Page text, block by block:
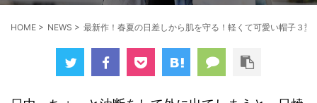
HOME > NEWS > 最新作！春夏の日差しから肌を守る！軽くて可愛い帽子３型